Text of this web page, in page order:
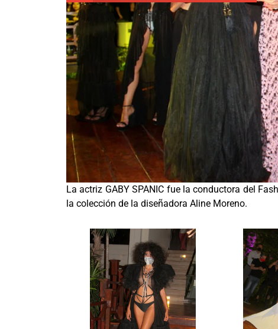
La actriz GABY SPANIC fue la conductora del
la colección de la diseñadora Aline Moreno.